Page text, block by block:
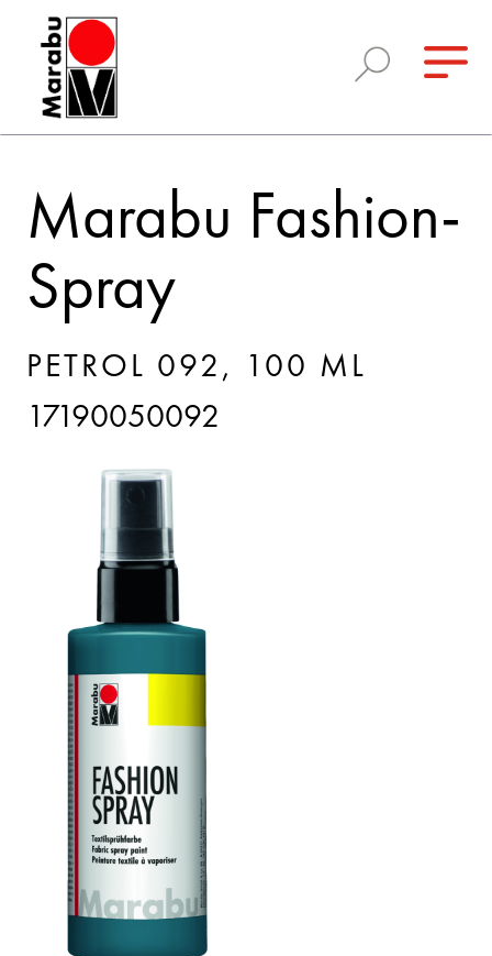
Marabu Fashion-
Spray
PETROL 092, 100 ML
17190050092